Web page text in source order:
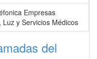
Empresas
Luz y Servicios Médicos
del